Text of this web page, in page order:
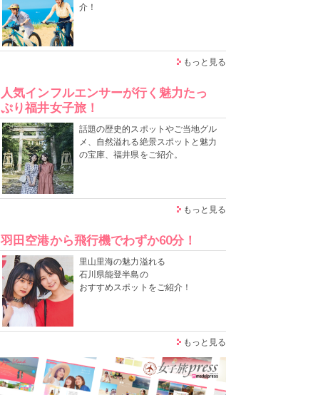
介！
もっと見る
人気インフルエンサーが行く魅力たっ
ぷり福井女子旅！
話題の歴史的スポットやご当地グル
メ、自然溢れる絶景スポットと魅力
の宝庫、福井県をご紹介。
もっと見る
羽田空港から飛行機でわずか60分！
里山里海の魅力溢れる
石川県能登半島の
おすすめスポットをご紹介！
もっと見る